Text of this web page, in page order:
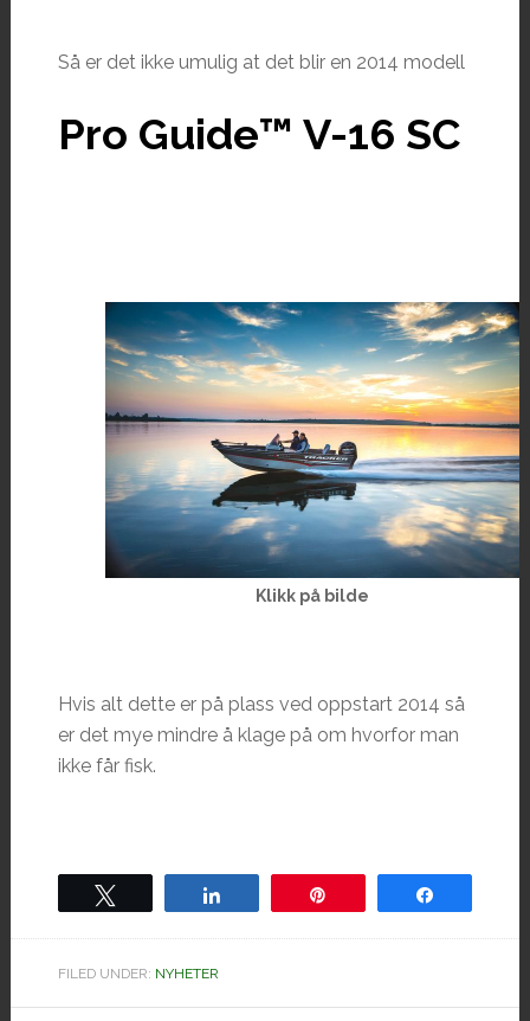
Så er det ikke umulig at det blir en 2014 modell
Pro Guide™ V-16 SC
Klikk på bilde
Hvis alt dette er på plass ved oppstart 2014 så
er det mye mindre å klage på om hvorfor man
ikke får fisk.
FILED UNDER: NYHETER